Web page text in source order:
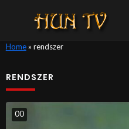
Home» rendszer
RENDSZER
00